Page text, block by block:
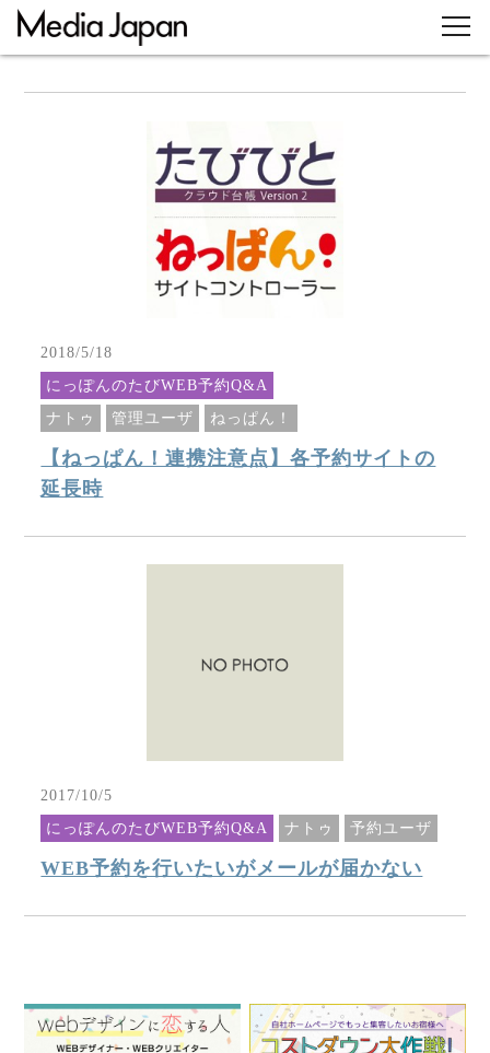
2018/5/18
にっぽんのたびWEB予約Q&A
ナトゥ
管理ユーザ ねっぱん！
【ねっぱん！連携注意点】各予約サイトの
延長時
2017/10/5
にっぽんのたびWEB予約Q&A
ナトゥ 予約ユーザ
WEB予約を行いたいがメールが届かない